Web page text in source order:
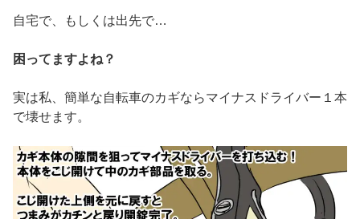
自宅で、もしくは出先で…
困ってますよね？
実は私、簡単な自転車のカギならマイナスドライバー１本
で壊せます。